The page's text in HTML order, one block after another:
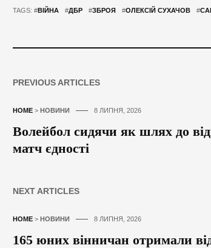
TAGS: #ВІЙНА #ДБР #ЗБРОЯ #ОЛЕКСІЙ СУХАЧОВ #
PREVIOUS ARTICLES
HOME> НОВИНИ 8 ЛИПНЯ, 2026
Волейбол сидячи як шлях до
матч єдності
NEXT ARTICLES
HOME> НОВИНИ 8 ЛИПНЯ, 2026
165 юних вінничан отримали